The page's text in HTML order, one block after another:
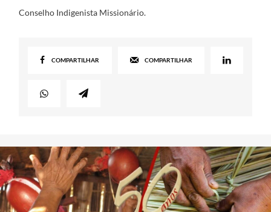
Conselho Indigenista Missionário.
COMPARTILHAR COMPARTILHAR